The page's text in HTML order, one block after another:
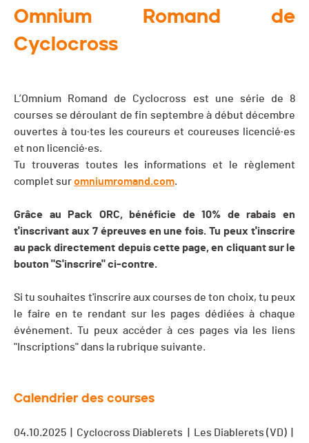
Omnium Romand de
Cyclocross
L’Omnium Romand de Cyclocross est une série de 8
courses se déroulant de fin septembre à début décembre
ouvertes à tou·tes les coureurs et coureuses licencié·es
et non licencié·es.
Tu trouveras toutes les informations et le règlement
complet suromniumromand.com.
Grâce au Pack ORC, bénéficie de 10% de rabais en
t'inscrivant aux 7 épreuves en une fois. Tu peux t'inscrire
au pack directement depuis cette page, en cliquant sur le
bouton "S'inscrire" ci-contre.
Si tu souhaites t'inscrire aux courses de ton choix, tu peux
le faire en te rendant sur les pages dédiées à chaque
événement. Tu peux accéder à ces pages via les liens
"Inscriptions" dans la rubrique suivante.
Calendrier des courses
04.10.2025 | Cyclocross Diablerets | Les Diablerets (VD) |